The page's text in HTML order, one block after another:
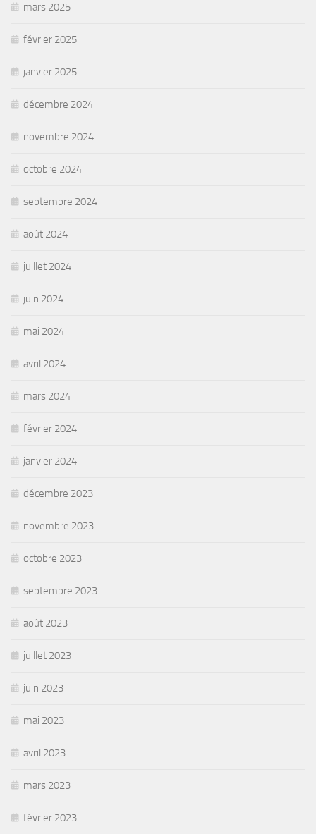
mars 2025
février 2025
janvier 2025
décembre 2024
novembre 2024
octobre 2024
septembre 2024
août 2024
juillet 2024
juin 2024
mai 2024
avril 2024
mars 2024
février 2024
janvier 2024
décembre 2023
novembre 2023
octobre 2023
septembre 2023
août 2023
juillet 2023
juin 2023
mai 2023
avril 2023
mars 2023
février 2023